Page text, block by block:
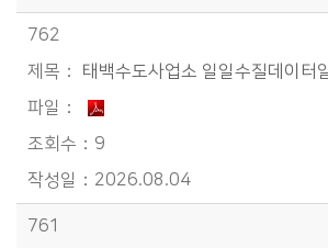
762
태백수도사업소 일일수질데이
9
2026.08.04
761